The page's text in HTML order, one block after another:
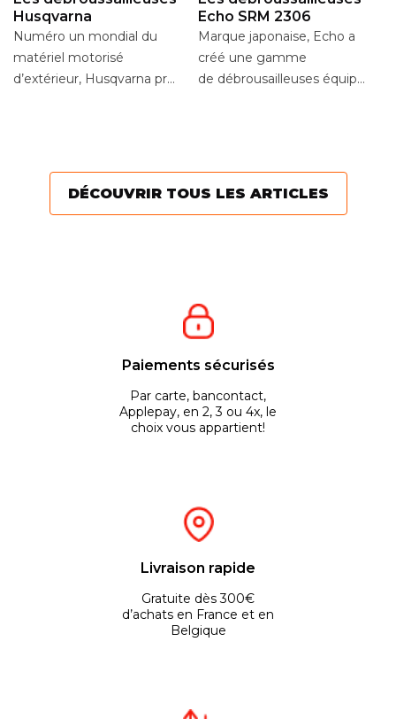
Husqvarna
Numéro un mondial du
matériel motorisé
d’extérieur, Husqvarna propose
Echo SRM 2306
Marque japonaise, Echo a
créé une gamme
de débrousailleuses équipées
DÉCOUVRIR TOUS LES ARTICLES
Paiements sécurisés
Par carte, bancontact,
Applepay, en 2, 3 ou 4x, le
choix vous appartient!
Livraison rapide
Gratuite dès 300€
d’achats en France et en
Belgique